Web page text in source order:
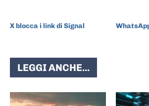
X blocca i link di Signal
LEGGI ANCHE...